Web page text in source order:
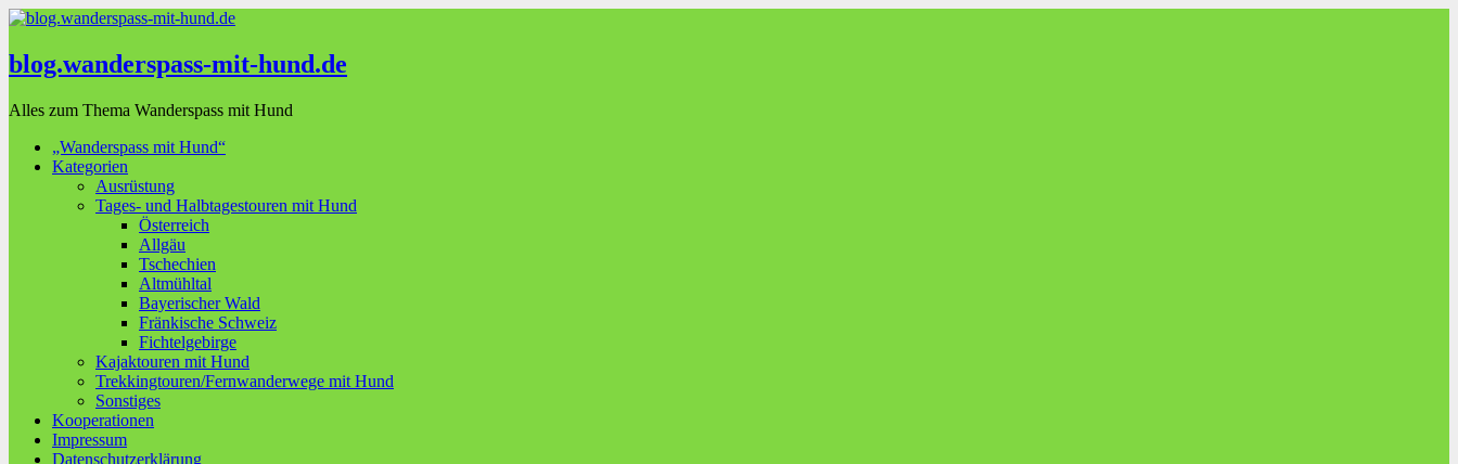
blog.wanderspass-mit-hund.de
Alles zum Thema Wanderspass mit Hund
„Wanderspass mit Hund“
Kategorien
Ausrüstung
Tages- und Halbtagestouren mit Hund
Österreich
Allgäu
Tschechien
Altmühltal
Bayerischer Wald
Fränkische Schweiz
Fichtelgebirge
Kajaktouren mit Hund
Trekkingtouren/Fernwanderwege mit Hund
Sonstiges
Kooperationen
Impressum
Datenschutzerklärung